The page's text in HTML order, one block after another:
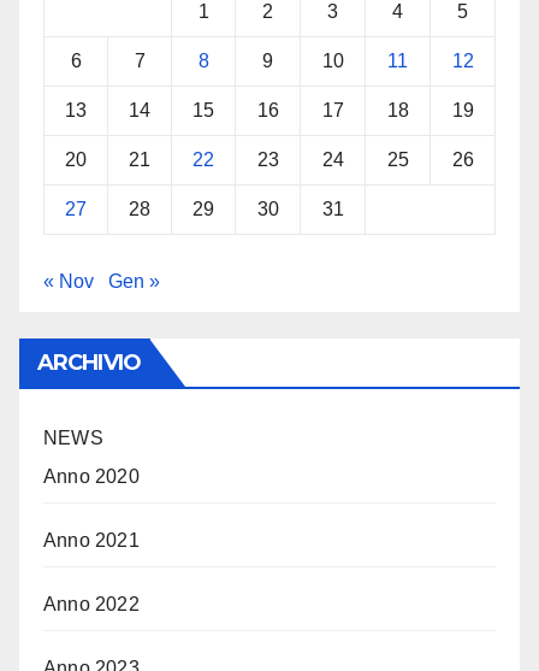
1 2 3 4 5
6 7 8 9 10 11 12
13 14 15 16 17 18 19
20 21 22 23 24 25 26
27 28 29 30 31
« Nov Gen »
ARCHIVIO
NEWS
Anno 2020
Anno 2021
Anno 2022